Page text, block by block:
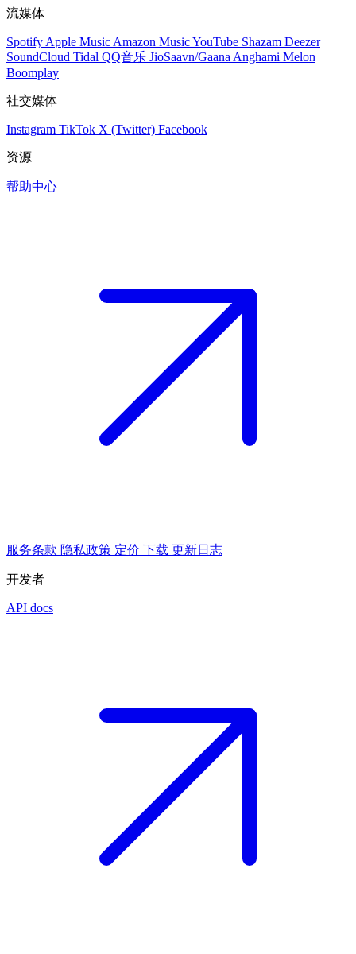
流媒体
Spotify Apple Music Amazon MusicYouTube Shazam Deezer
SoundCloud Tidal QQ音乐 JioSaavn/Gaana Anghami Melon
Boomplay
社交媒体
Instagram TikTok X (Twitter) Facebook
资源
帮助中心
服务条款 隐私政策 定价 下载 更新日志
开发者
API docs